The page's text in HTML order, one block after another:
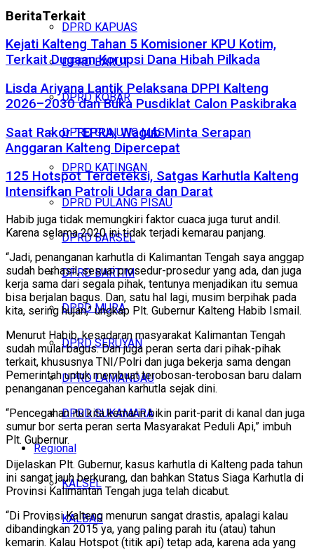
DPRD KAPUAS
DPRD BARUT
DPRD KOBAR
DPRD GUNUNG MAS
DPRD KATINGAN
DPRD PULANG PISAU
DPRD BARSEL
DPRD BARTIM
DPRD MURA
DPRD SERUYAN
DPRD LAMANDAU
DPRD SUKAMARA
Regional
KALSEL
KALBAR
BeritaTerkait
Kejati Kalteng Tahan 5 Komisioner KPU Kotim,
Terkait Dugaan Korupsi Dana Hibah Pilkada
Lisda Ariyana Lantik Pelaksana DPPI Kalteng
2026–2030 dan Buka Pusdiklat Calon Paskibraka
Saat Rakor TEPRA, Wagub Minta Serapan
Anggaran Kalteng Dipercepat
125 Hotspot Terdeteksi, Satgas Karhutla Kalteng
Intensifkan Patroli Udara dan Darat
Habib juga tidak memungkiri faktor cuaca juga turut andil.
Karena selama 2020 ini tidak terjadi kemarau panjang.
“Jadi, penanganan karhutla di Kalimantan Tengah saya anggap
sudah berhasil, sesuai prosedur-prosedur yang ada, dan juga
kerja sama dari segala pihak, tentunya menjadikan itu semua
bisa berjalan bagus. Dan, satu hal lagi, musim berpihak pada
kita, sering hujan,” ungkap Plt. Gubernur Kalteng Habib Ismail.
Menurut Habib, kesadaran masyarakat Kalimantan Tengah
sudah mulai bagus. Dan juga peran serta dari pihak-pihak
terkait, khususnya TNI/Polri dan juga bekerja sama dengan
Pemerintah untuk membuat terobosan-terobosan baru dalam
penanganan pencegahan karhutla sejak dini.
“Pencegahan itu kita kemarin bikin parit-parit di kanal dan juga
sumur bor serta peran serta Masyarakat Peduli Api,” imbuh
Plt. Gubernur.
Dijelaskan Plt. Gubernur, kasus karhutla di Kalteng pada tahun
ini sangat jauh berkurang, dan bahkan Status Siaga Karhutla di
Provinsi Kalimantan Tengah juga telah dicabut.
“Di Provinsi Kalteng menurun sangat drastis, apalagi kalau
dibandingkan 2015 ya, yang paling parah itu (atau) tahun
kemarin. Kalau Hotspot (titik api) tetap ada, karena ada yang